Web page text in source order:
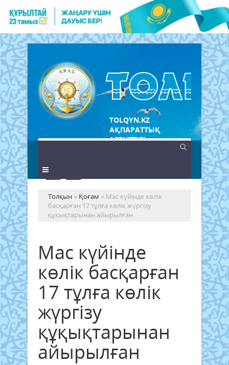
TOLQYN.KZ
АҚПАРАТТЫҚ
АГЕНТТІГІ
Толқын » Қоғам » Мас күйінде көлік
басқарған 17 тұлға көлік жүргізу
құқықтарынан айырылған
Мас күйінде
көлік басқарған
17 тұлға көлік
жүргізу
құқықтарынан
айырылған